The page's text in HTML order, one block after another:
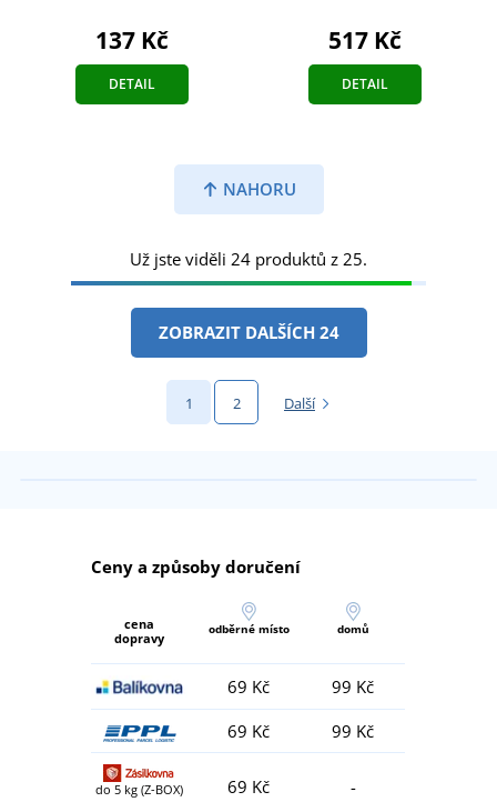
137 Kč
DETAIL
517 Kč
DETAIL
NAHORU
Už jste viděli 24 produktů z 25.
ZOBRAZIT DALŠÍCH 24
1 2 Další
Ceny a způsoby doručení
cena
dopravy
odběrné místo domů
69 Kč
99 Kč
69 Kč
99 Kč
do 5 kg (Z-BOX) 69 Kč -